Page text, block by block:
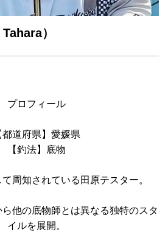
）
プロフィール
都道府県】愛媛県
【釣法】底物
周知されている田原テスター。
他の底物師とは異なる独特のスタ
イルを展開。